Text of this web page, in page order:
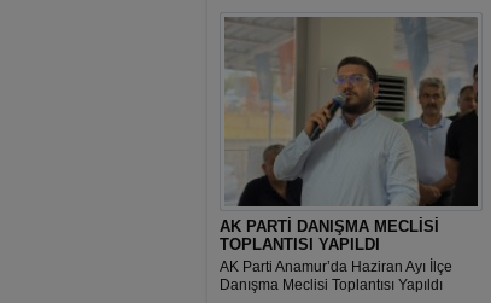
AK PARTİ DANIŞMA MECLİSİ
TOPLANTISI YAPILDI
AK Parti Anamur’da Haziran Ayı İlçe
Danışma Meclisi Toplantısı Yapıldı